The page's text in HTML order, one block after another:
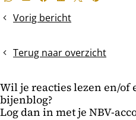
bericht
Vorig bericht
schoonmaak
2
Terug naar overzicht
Wil je reacties lezen en/of
bijenblog?
Log dan in met je NBV-